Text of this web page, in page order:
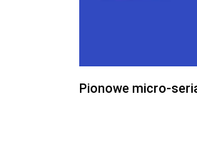
Pionowe micro-